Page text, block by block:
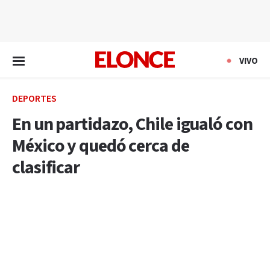
VIVO
DEPORTES
En un partidazo, Chile igualó con
México y quedó cerca de
clasificar